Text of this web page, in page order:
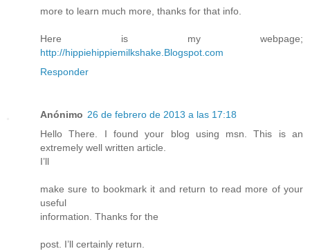
more to learn much more, thanks for that info.
Here is my webpage;
http://hippiehippiemilkshake.Blogspot.com
Responder
Anónimo 26 de febrero de 2013 a las 17:18
Hello There. I found your blog using msn. This is an
extremely well written article.
I’ll
make sure to bookmark it and return to read more of your
useful
information. Thanks for the
post. I’ll certainly return.